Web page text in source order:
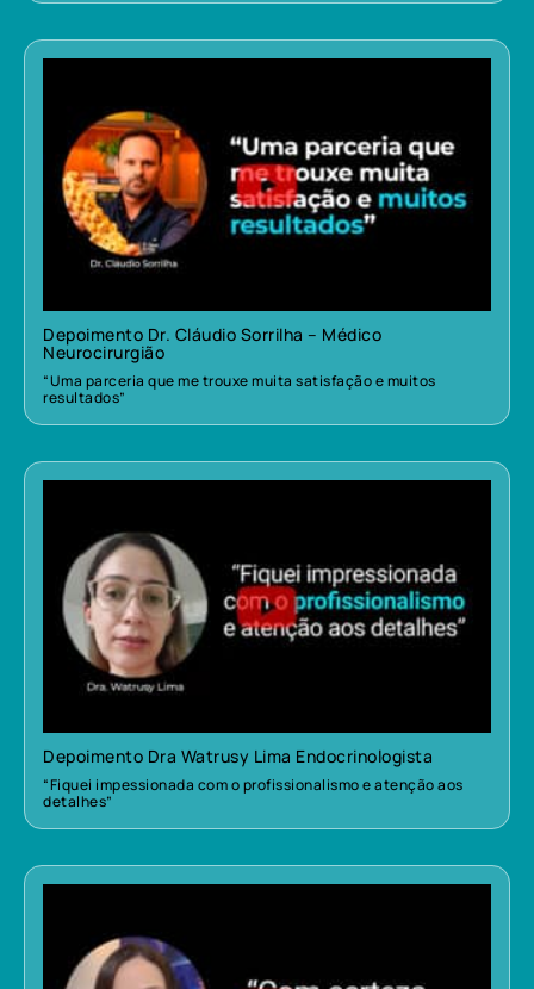
Depoimento Dr. Cláudio Sorrilha – Médico
Neurocirurgião
“Uma parceria que me trouxe muita satisfação e muitos
resultados”
Depoimento Dra Watrusy Lima Endocrinologista
“Fiquei impessionada com o profissionalismo e atenção aos
detalhes”